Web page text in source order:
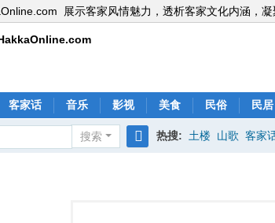
展示客家风情魅力，透析客家文化内涵，
客家话 音乐 影视 美食 民俗 民居
搜索 热搜: 土楼 山歌 客家